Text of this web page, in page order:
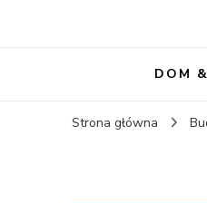
DOM
Strona główna